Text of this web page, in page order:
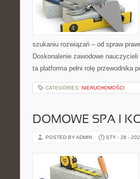
szukaniu rozwiązań – od spraw
Doskonalenie zawodowe
ta platforma pełni rolę przewodnika
CATEGORIES: NIERUCHOMOŚCI
DOMOWE SPA I
POSTED BY ADMIN STY - 28 -